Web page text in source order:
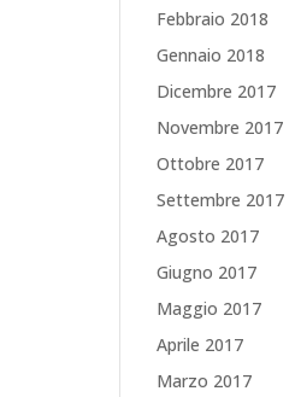
Febbraio 2018
Gennaio 2018
Dicembre 2017
Novembre 2017
Ottobre 2017
Settembre 2017
Agosto 2017
Giugno 2017
Maggio 2017
Aprile 2017
Marzo 2017